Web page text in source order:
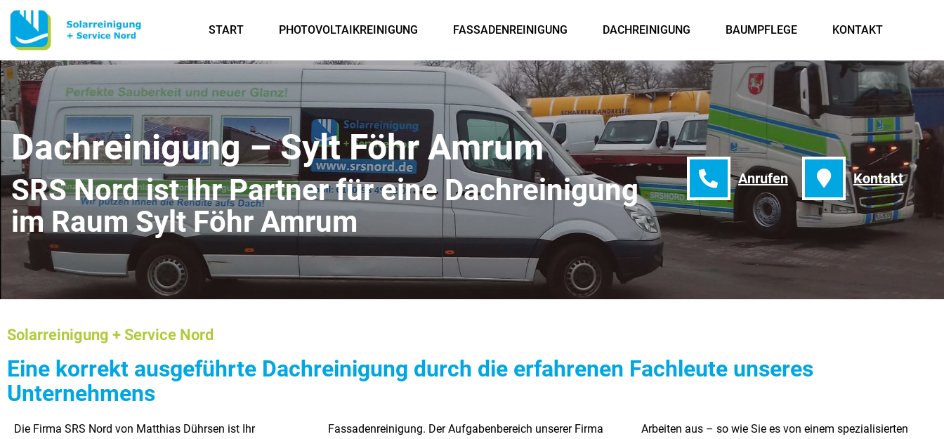
START PHOTOVOLTAIKREINIGUNG FASSADENREINIGUNG DACHREINIGUNG BAUMPFLEGE KONTAKT
Dachreinigung – Sylt Föhr Amrum
SRS Nord ist Ihr Partner für eine Dachreinigung
im Raum Sylt Föhr Amrum
Anrufen Kontakt
Solarreinigung + Service Nord
Eine korrekt ausgeführte Dachreinigung durch die erfahrenen Fachleute unseres
Unternehmens
Die Firma SRS Nord von Matthias Dührsen ist Ihr
Fassadenreinigung. Der Aufgabenbereich unserer Firma
Arbeiten aus – so wie Sie es von einem spezialisierten